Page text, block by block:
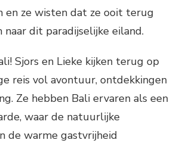
en ze wisten dat ze ooit terug
naar dit paradijselijke eiland.
Sjors en Lieke kijken terug op
reis vol avontuur, ontdekkingen
Ze hebben Bali ervaren als een
waar de natuurlijke
de warme gastvrijheid